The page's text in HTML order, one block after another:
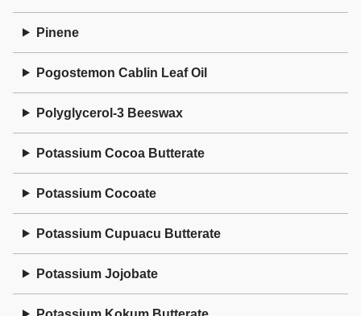
Pinene
Pogostemon Cablin Leaf Oil
Polyglycerol-3 Beeswax
Potassium Cocoa Butterate
Potassium Cocoate
Potassium Cupuacu Butterate
Potassium Jojobate